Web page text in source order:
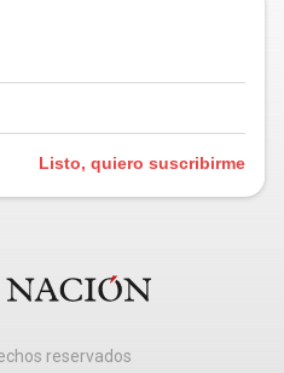
Listo, quiero suscribirme
reservados